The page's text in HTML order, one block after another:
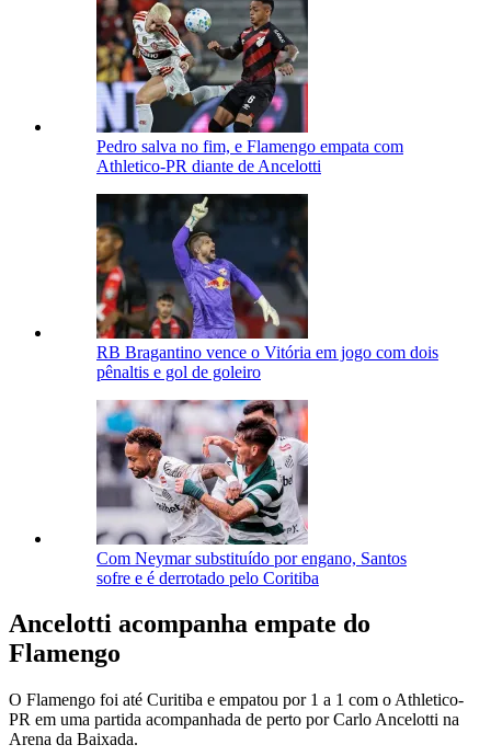
Pedro salva no fim, e Flamengo empata com
Athletico-PR diante de Ancelotti
RB Bragantino vence o Vitória em jogo com dois
pênaltis e gol de goleiro
Com Neymar substituído por engano, Santos
sofre e é derrotado pelo Coritiba
Ancelotti acompanha empate do
Flamengo
O Flamengo foi até Curitiba e empatou por 1 a 1 com o Athletico-
PR em uma partida acompanhada de perto por Carlo Ancelotti na
Arena da Baixada.